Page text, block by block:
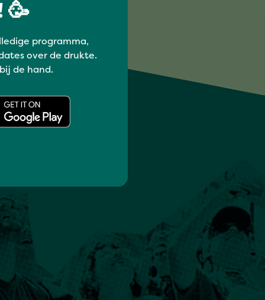
🥳
programma,
over de drukte.
de hand.